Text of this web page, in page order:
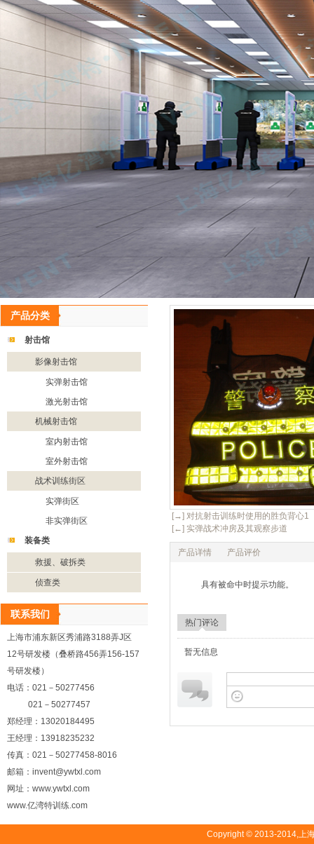
产品分类
射击馆
影像射击馆
实弹射击馆
激光射击馆
机械射击馆
室内射击馆
室外射击馆
战术训练街区
实弹街区
非实弹街区
装备类
救援、破拆类
侦查类
联系我们
上海市浦东新区秀浦路3188弄J区
12号研发楼（叠桥路456弄156-157
号研发楼）
电话：021－50277456
021－50277457
郑经理：13020184495
王经理：13918235232
传真：021－50277458-8016
邮箱：invent@ywtxl.com
网址：www.ywtxl.com
www.亿湾特训练.com
[→] 对抗射击训练时使用的胜负背心1
[←] 实弹战术冲房及其观察步道
产品详情 产品评价
具有被命中时提示功能。
热门评论
暂无信息
Copyright © 2013-2014,上